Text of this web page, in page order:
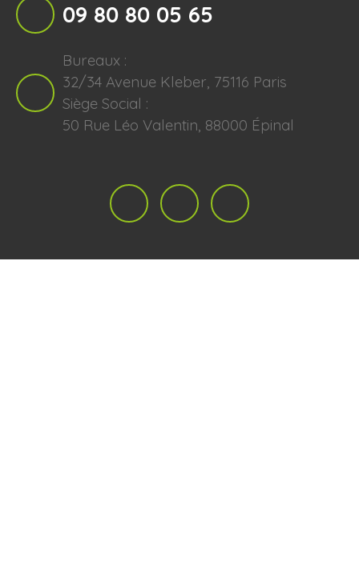
09 80 80 05 65
Bureaux :
32/34 Avenue Kleber, 75116 Paris
Siège Social :
50 Rue Léo Valentin, 88000 Épinal